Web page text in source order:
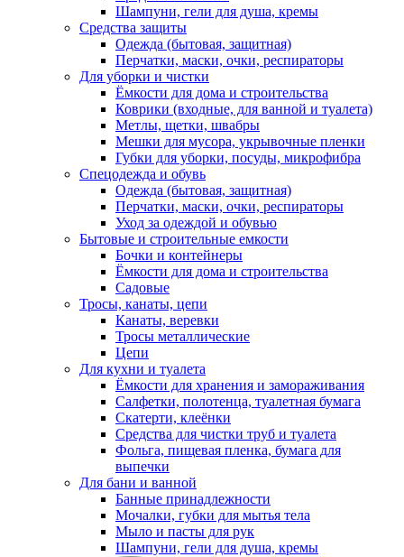
Шампуни, гели для душа, кремы
Средства защиты
Одежда (бытовая, защитная)
Перчатки, маски, очки, респираторы
Для уборки и чистки
Ёмкости для дома и строительства
Коврики (входные, для ванной и туалета)
Метлы, щетки, швабры
Мешки для мусора, укрывочные пленки
Губки для уборки, посуды, микрофибра
Спецодежда и обувь
Одежда (бытовая, защитная)
Перчатки, маски, очки, респираторы
Уход за одеждой и обувью
Бытовые и строительные емкости
Бочки и контейнеры
Ёмкости для дома и строительства
Садовые
Тросы, канаты, цепи
Канаты, веревки
Тросы металлические
Цепи
Для кухни и туалета
Ёмкости для хранения и замораживания
Салфетки, полотенца, туалетная бумага
Скатерти, клеёнки
Средства для чистки труб и туалета
Фольга, пищевая пленка, бумага для
выпечки
Для бани и ванной
Банные принадлежности
Мочалки, губки для мытья тела
Мыло и пасты для рук
Шампуни, гели для душа, кремы